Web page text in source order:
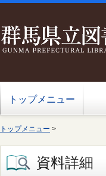
トップメニュー
トップメニュー >
資料詳細